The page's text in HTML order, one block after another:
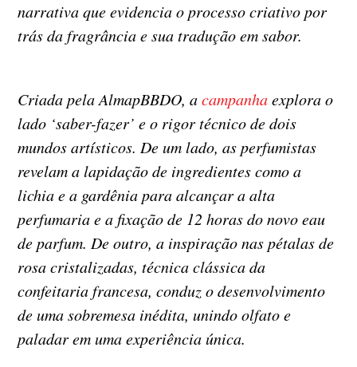
narrativa que evidencia o processo criativo por
trás da fragrância e sua tradução em sabor.
Criada pela AlmapBBDO, acampanhaexplora o
lado ‘saber-fazer’ e o rigor técnico de dois
mundos artísticos. De um lado, as perfumistas
revelam a lapidação de ingredientes como a
lichia e a gardênia para alcançar a alta
perfumaria e a fixação de 12 horas do novo eau
de parfum. De outro, a inspiração nas pétalas de
rosa cristalizadas, técnica clássica da
confeitaria francesa, conduz o desenvolvimento
de uma sobremesa inédita, unindo olfato e
paladar em uma experiência única.